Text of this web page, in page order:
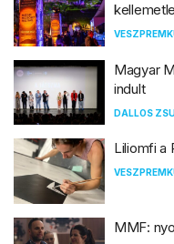
Magyar
indult
DALLOS
Liliomfi a
MMF: